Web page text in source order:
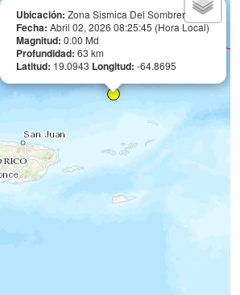
Ubicación: Zona Sismica Del Sombrero
Fecha: Abril 02, 2026 08:25:45 (Hora Local)
Magnitud: 0.00 Md
Profundidad: 63 km
Latitud: 19.0943 Longitud: -64.8695